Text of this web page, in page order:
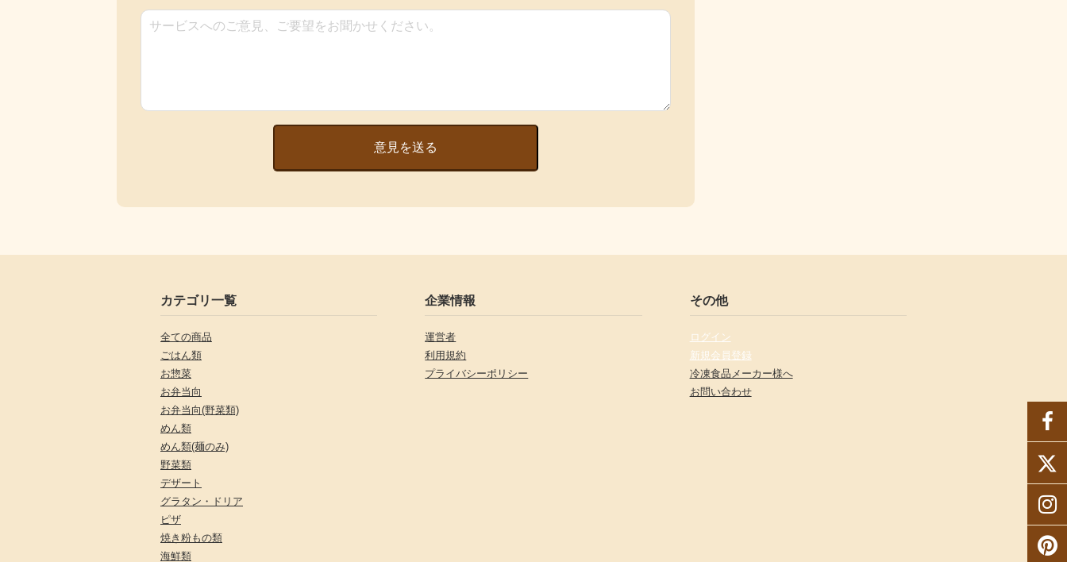
意見を送る
カテゴリ一覧
全ての商品
ごはん類
お惣菜
お弁当向
お弁当向(野菜類)
めん類
めん類(麺のみ)
野菜類
デザート
グラタン・ドリア
ピザ
焼き粉もの類
海鮮類
企業情報
運営者
利用規約
プライバシーポリシー
その他
ログイン
新規会員登録
冷凍食品メーカー様へ
お問い合わせ